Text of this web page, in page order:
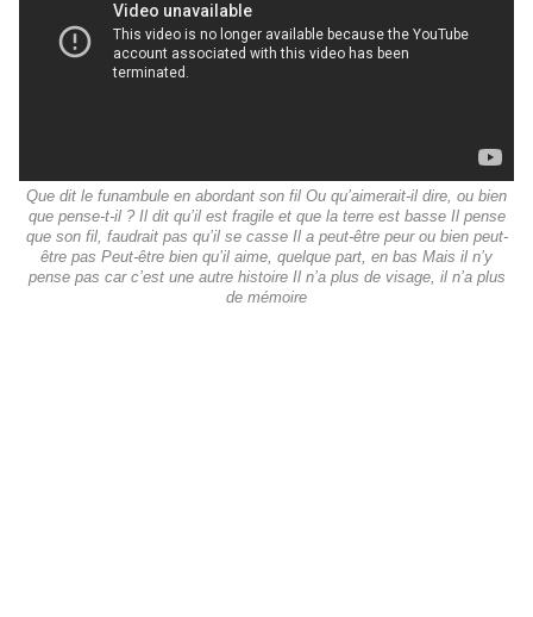
Que dit le funambule en abordant son fil Ou qu’aimerait-il dire, ou bien
que pense-t-il ? Il dit qu’il est fragile et que la terre est basse Il pense
que son fil, faudrait pas qu’il se casse Il a peut-être peur ou bien peut-
être pas Peut-être bien qu’il aime, quelque part, en bas Mais il n’y
pense pas car c’est une autre histoire Il n’a plus de visage, il n’a plus
de mémoire